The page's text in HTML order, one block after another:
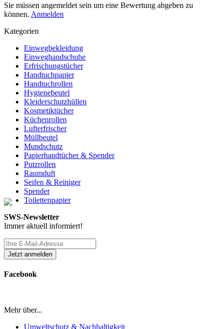
Sie müssen angemeldet sein um eine Bewertung abgeben zu
können. Anmelden
Kategorien
Einwegbekleidung
Einweghandschuhe
Erfrischungstücher
Handtuchpapier
Handtuchrollen
Hygienebeutel
Kleiderschutzhüllen
Kosmetiktücher
Küchenrollen
Lufterfrischer
Müllbeutel
Mundschutz
Papierhandtücher & Spender
Putzrollen
Raumduft
Seifen & Reiniger
Spender
Toilettenpapier
SWS-Newsletter
Immer aktuell informiert!
Facebook
Mehr über...
Umweltschutz & Nachhaltigkeit